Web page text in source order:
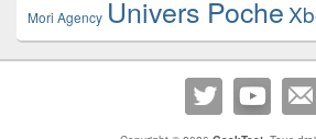
Mori Agency Univers Poche